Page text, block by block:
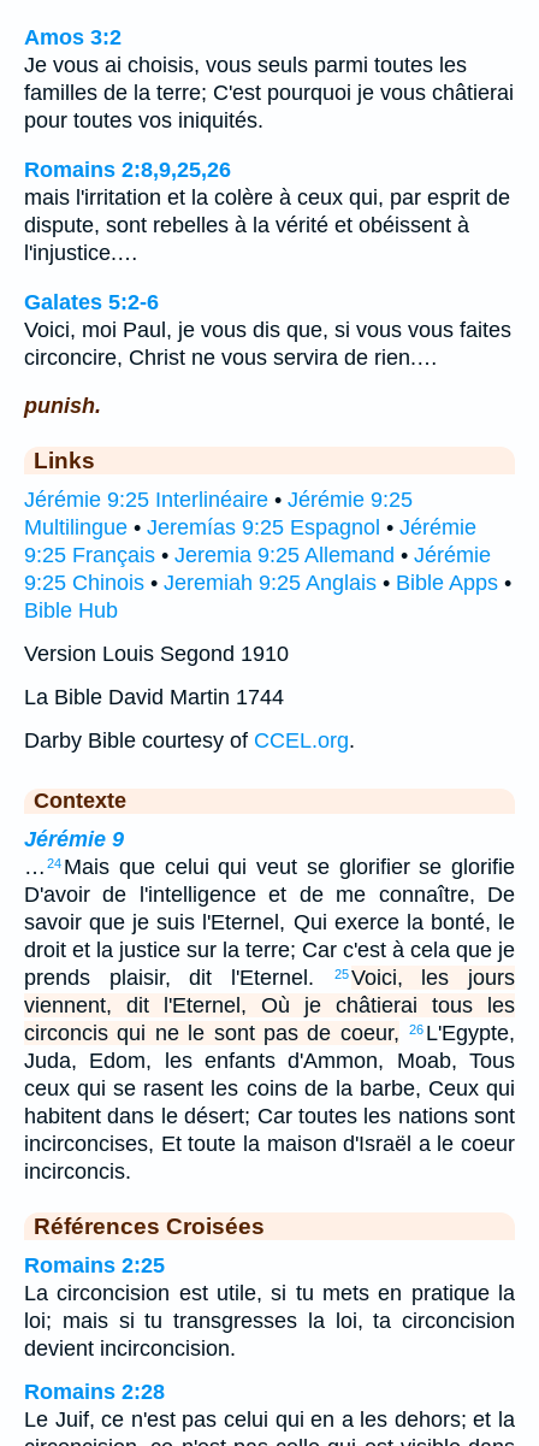
Amos 3:2
Je vous ai choisis, vous seuls parmi toutes les
familles de la terre; C'est pourquoi je vous châtierai
pour toutes vos iniquités.
Romains 2:8,9,25,26
mais l'irritation et la colère à ceux qui, par esprit de
dispute, sont rebelles à la vérité et obéissent à
l'injustice.…
Galates 5:2-6
Voici, moi Paul, je vous dis que, si vous vous faites
circoncire, Christ ne vous servira de rien.…
punish.
Links
Jérémie 9:25 Interlinéaire • Jérémie 9:25
Multilingue • Jeremías 9:25 Espagnol • Jérémie
9:25 Français • Jeremia 9:25 Allemand • Jérémie
9:25 Chinois • Jeremiah 9:25 Anglais • Bible Apps •
Bible Hub
Version Louis Segond 1910
La Bible David Martin 1744
Darby Bible courtesy of CCEL.org.
Contexte
Jérémie 9
… 24 Mais que celui qui veut se glorifier se glorifie
D'avoir de l'intelligence et de me connaître, De
savoir que je suis l'Eternel, Qui exerce la bonté, le
droit et la justice sur la terre; Car c'est à cela que je
prends plaisir, dit l'Eternel.
25Voici, les jours
viennent, dit l'Eternel, Où je châtierai tous les
circoncis qui ne le sont pas de coeur,
26 L'Egypte,
Juda, Edom, les enfants d'Ammon, Moab, Tous
ceux qui se rasent les coins de la barbe, Ceux qui
habitent dans le désert; Car toutes les nations sont
incirconcises, Et toute la maison d'Israël a le coeur
incirconcis.
Références Croisées
Romains 2:25
La circoncision est utile, si tu mets en pratique la
loi; mais si tu transgresses la loi, ta circoncision
devient incirconcision.
Romains 2:28
Le Juif, ce n'est pas celui qui en a les dehors; et la